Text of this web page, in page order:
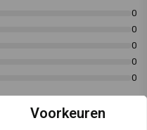
0
0
0
0
0
Voorkeuren